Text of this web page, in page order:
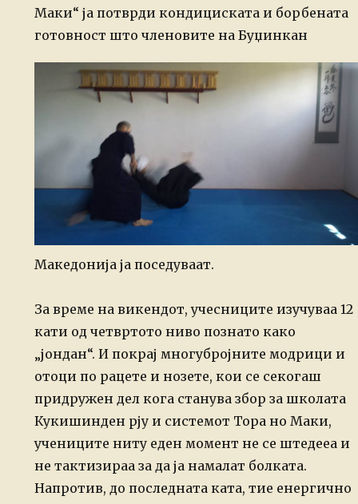
Маки“ ја потврди кондициската и борбената
готовност што членовите на Буџинкан
Македонија ја поседуваат.
За време на викендот, учесниците изучуваа 12
кати од четвртото ниво познато како
„јондан“. И покрај многубројните модрици и
отоци по рацете и нозете, кои се секогаш
придружен дел кога станува збор за школата
Кукишинден рју и системот Тора но Маки,
учениците ниту еден момент не се штедееа и
не тактизираа за да ја намалат болката.
Напротив, до последната ката, тие енергично